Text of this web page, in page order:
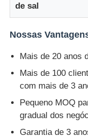
Tela de exibição
de sal
Nossas
Mais de 20 anos
Mais de 100
com mais de 3
Pequeno MOQ
gradual dos
Garantia de 3